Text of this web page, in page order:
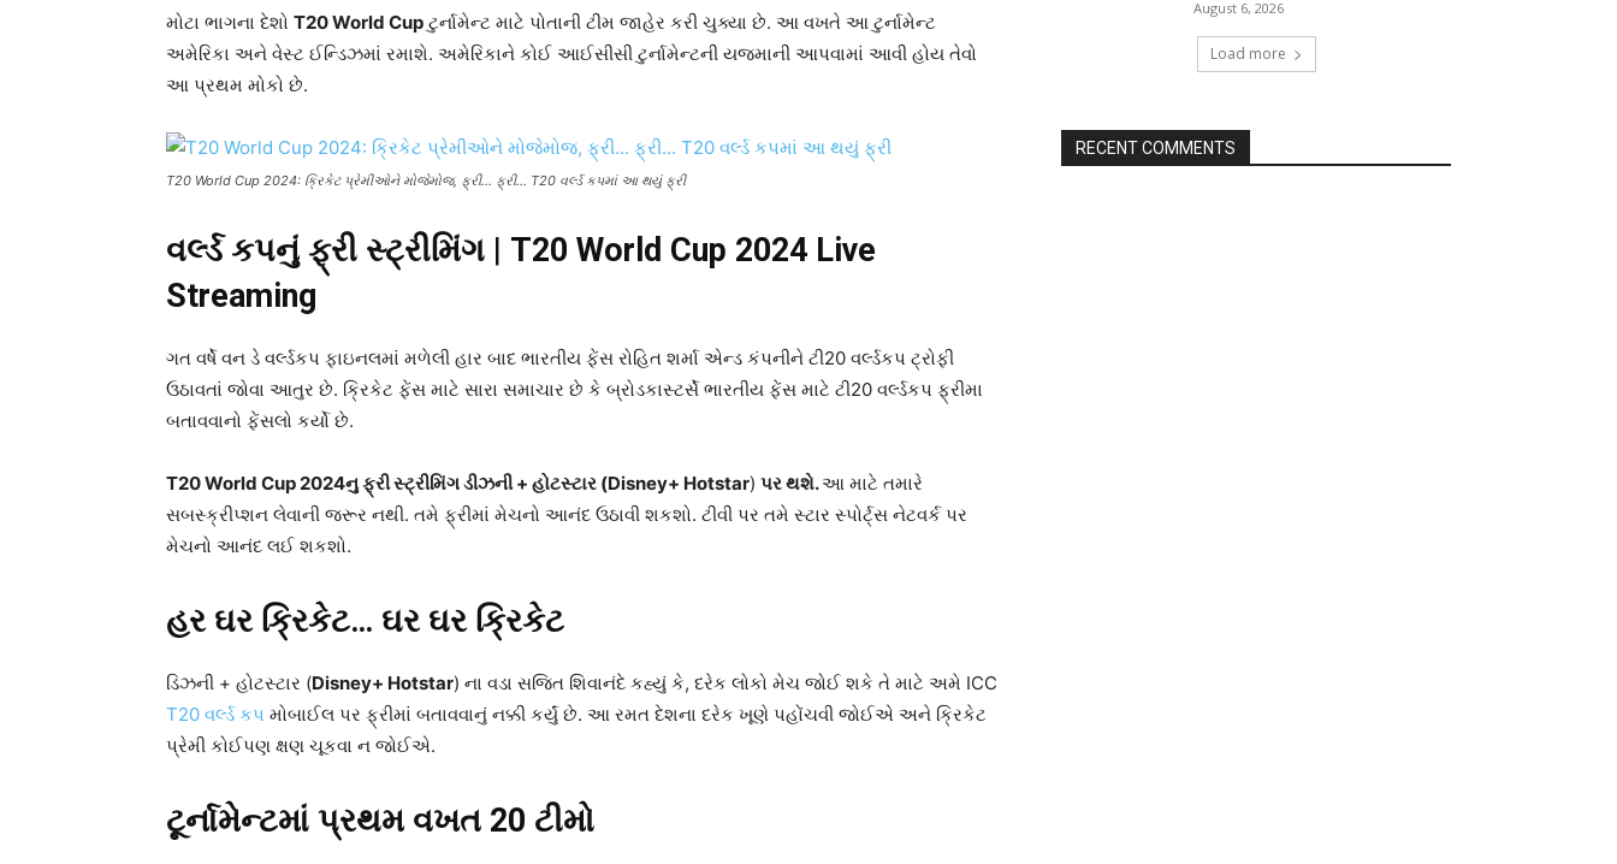
મોટા ભાગના દેશો T20 World Cup ટુર્નામેન્ટ માટે પોતાની ટીમ જાહેર કરી ચુક્યા છે. આ વખતે આ ટુર્નામેન્ટ
અમેરિકા અને વેસ્ટ ઈન્ડિઝમાં રમાશે. અમેરિકાને કોઈ આઈસીસી ટુર્નામેન્ટની યજમાની આપવામાં આવી હોય તેવો
આ પ્રથમ મોકો છે.
T20 World Cup 2024: ક્રિકેટ પ્રેમીઓને મોજેમોજ, ફ્રી… ફ્રી… T20 વર્લ્ડ કપમાં આ થયું ફ્રી
વર્લ્ડ કપનું ફ્રી સ્ટ્રીમિંગ | T20 World Cup 2024 Live
Streaming
ગત વર્ષે વન ડે વર્લ્ડકપ ફાઇનલમાં મળેલી હાર બાદ ભારતીય ફેંસ રોહિત શર્મા એન્ડ કંપનીને ટી20 વર્લ્ડકપ ટ્રોફી
ઉઠાવતાં જોવા આતુર છે. ક્રિકેટ ફેંસ માટે સારા સમાચાર છે કે બ્રોડકાસ્ટર્સે ભારતીય ફેંસ માટે ટી20 વર્લ્ડકપ ફ્રીમા
બતાવવાનો ફેંસલો કર્યો છે.
T20 World Cup 2024નુ ફ્રી સ્ટ્રીમિંગ ડીઝની + હોટસ્ટાર (Disney+ Hotstar) પર થશે.આ માટે તમારે
સબસ્ક્રીપ્શન લેવાની જરૂર નથી. તમે ફ્રીમાં મેચનો આનંદ ઉઠાવી શકશો. ટીવી પર તમે સ્ટાર સ્પોર્ટ્સ નેટવર્ક પર
મેચનો આનંદ લઈ શકશો.
હર ઘર ક્રિકેટ… ઘર ઘર ક્રિકેટ
ડિઝની + હોટસ્ટાર (Disney+ Hotstar) ના વડા સજિત શિવાનંદે કહ્યું કે, દરેક લોકો મેચ જોઈ શકે તે માટે અમે ICC
T20 વર્લ્ડ કપ મોબાઈલ પર ફ્રીમાં બતાવવાનું નક્કી કર્યું છે. આ રમત દેશના દરેક ખૂણે પહોંચવી જોઈએ અને ક્રિકેટ
પ્રેમી કોઈપણ ક્ષણ ચૂકવા ન જોઈએ.
ટૂર્નામેન્ટમાં પ્રથમ વખત 20 ટીમો
August 6, 2026
Load more
RECENT COMMENTS